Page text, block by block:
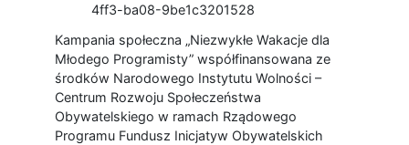
4ff3-ba08-9be1c3201528
Kampania społeczna „Niezwykłe Wakacje dla
Młodego Programisty” współfinansowana ze
środków Narodowego Instytutu Wolności –
Centrum Rozwoju Społeczeństwa
Obywatelskiego w ramach Rządowego
Programu Fundusz Inicjatyw Obywatelskich